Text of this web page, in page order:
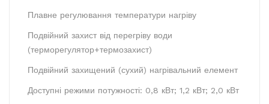
Плавне регулювання температури нагріву
Подвійний захист від перегріву води
(терморегулятор+термозахист)
Подвійний захищений (сухий) нагрівальний елемент
Доступні режими потужності: 0,8 кВт; 1,2 кВт; 2,0 кВт